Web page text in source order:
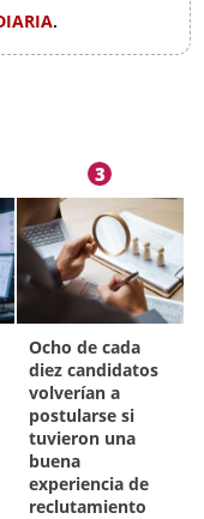
.
3
Ocho de cada
diez candidatos
volverían a
postularse si
tuvieron una
buena
experiencia de
reclutamiento